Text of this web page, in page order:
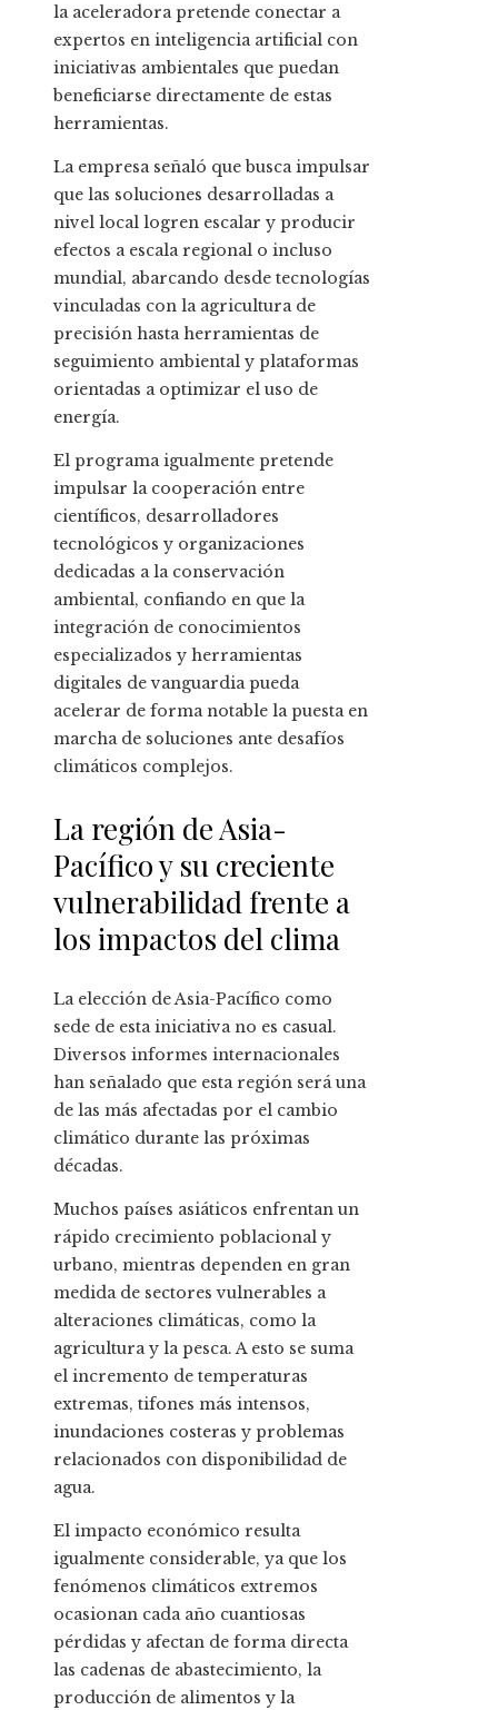
la aceleradora pretende conectar a
expertos en inteligencia artificial con
iniciativas ambientales que puedan
beneficiarse directamente de estas
herramientas.
La empresa señaló que busca impulsar
que las soluciones desarrolladas a
nivel local logren escalar y producir
efectos a escala regional o incluso
mundial, abarcando desde tecnologías
vinculadas con la agricultura de
precisión hasta herramientas de
seguimiento ambiental y plataformas
orientadas a optimizar el uso de
energía.
El programa igualmente pretende
impulsar la cooperación entre
científicos, desarrolladores
tecnológicos y organizaciones
dedicadas a la conservación
ambiental, confiando en que la
integración de conocimientos
especializados y herramientas
digitales de vanguardia pueda
acelerar de forma notable la puesta en
marcha de soluciones ante desafíos
climáticos complejos.
La región de Asia-
Pacífico y su creciente
vulnerabilidad frente a
los impactos del clima
La elección de Asia-Pacífico como
sede de esta iniciativa no es casual.
Diversos informes internacionales
han señalado que esta región será una
de las más afectadas por el cambio
climático durante las próximas
décadas.
Muchos países asiáticos enfrentan un
rápido crecimiento poblacional y
urbano, mientras dependen en gran
medida de sectores vulnerables a
alteraciones climáticas, como la
agricultura y la pesca. A esto se suma
el incremento de temperaturas
extremas, tifones más intensos,
inundaciones costeras y problemas
relacionados con disponibilidad de
agua.
El impacto económico resulta
igualmente considerable, ya que los
fenómenos climáticos extremos
ocasionan cada año cuantiosas
pérdidas y afectan de forma directa
las cadenas de abastecimiento, la
producción de alimentos y la